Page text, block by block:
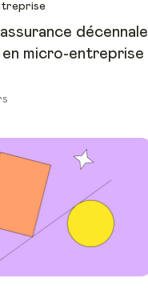
décennale
micro-entreprise